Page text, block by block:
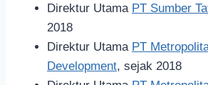
Direktur Utama PT Sumber
2018
Direktur Utama PT
Development, sejak 2018